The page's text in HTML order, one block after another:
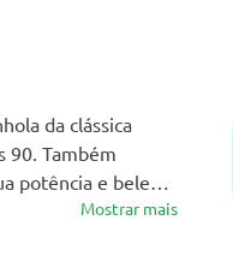
da clássica
90. Também
potência e beleza.
especialmente
Mostrar mais